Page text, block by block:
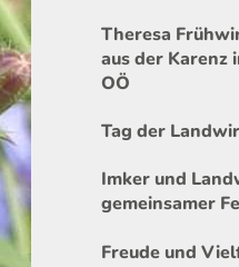
Theresa
aus der Karenz
OÖ
Tag der
Imker und
gemeinsamer
Freude und